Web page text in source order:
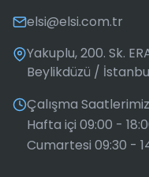
elsi@elsi.com.tr
Yakuplu, 200. Sk.
Beylikdüzü /
Çalışma
Hafta içi 09:00 -
Cumartesi 09:30 -